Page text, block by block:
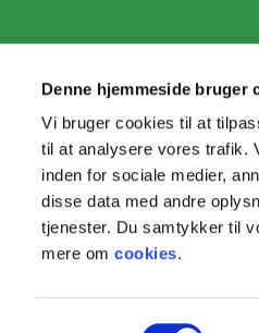
Denne hjemmeside bruger
Vi bruger cookies til at
til at analysere vores trafik.
inden for sociale medier,
disse data med andre
tjenester. Du samtykker til
mere omcookies.
Samtykkevalg